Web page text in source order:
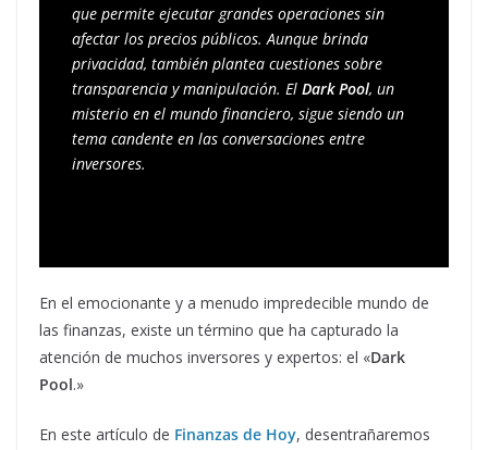
que permite ejecutar grandes operaciones sin
afectar los precios públicos. Aunque brinda
privacidad, también plantea cuestiones sobre
transparencia y manipulación. El Dark Pool, un
misterio en el mundo financiero, sigue siendo un
tema candente en las conversaciones entre
inversores.
En el emocionante y a menudo impredecible mundo de
las finanzas, existe un término que ha capturado la
atención de muchos inversores y expertos: el «Dark
Pool.»
En este artículo de Finanzas de Hoy, desentrañaremos